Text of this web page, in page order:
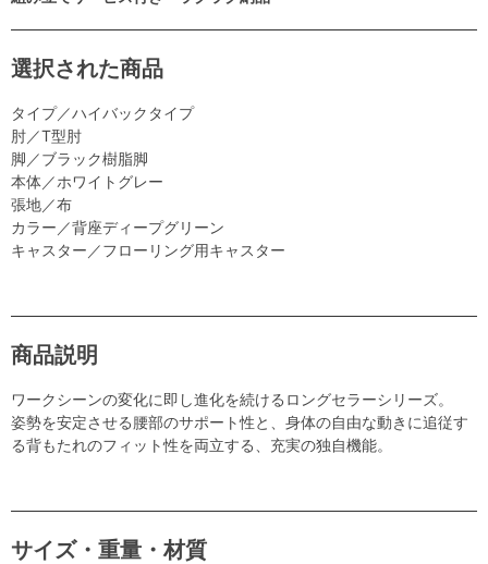
選択された商品
タイプ／ハイバックタイプ
肘／T型肘
脚／ブラック樹脂脚
本体／ホワイトグレー
張地／布
カラー／背座ディープグリーン
キャスター／フローリング用キャスター
商品説明
ワークシーンの変化に即し進化を続けるロングセラーシリーズ。
姿勢を安定させる腰部のサポート性と、身体の自由な動きに追従す
る背もたれのフィット性を両立する、充実の独自機能。
サイズ・重量・材質